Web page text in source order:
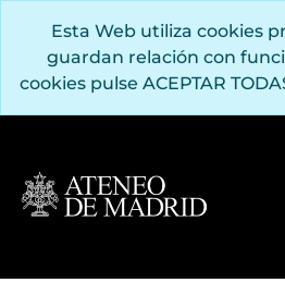
Esta Web utiliza cookies
guardan relación con
cookies pulse ACEPTAR